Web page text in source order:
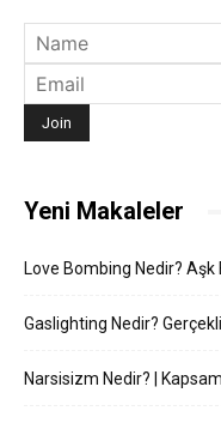
Yeni Makaleler
Love Bombing Nedir? Aşk
Gaslighting Nedir?
Narsisizm Nedir? |